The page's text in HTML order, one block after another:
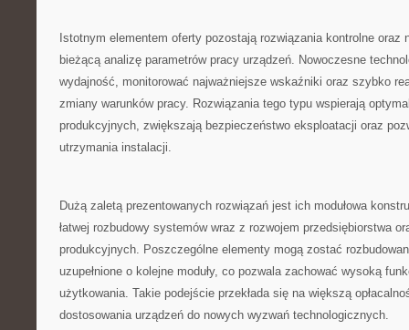
Istotnym elementem oferty pozostają rozwiązania kontrolne oraz
bieżącą analizę parametrów pracy urządzeń. Nowoczesne
wydajność, monitorować najważniejsze wskaźniki oraz szybko
zmiany warunków pracy. Rozwiązania tego typu wspierają
produkcyjnych, zwiększają bezpieczeństwo eksploatacji oraz
utrzymania instalacji.
Dużą zaletą prezentowanych rozwiązań jest ich modułowa
łatwej rozbudowy systemów wraz z rozwojem przedsiębiorstwa
produkcyjnych. Poszczególne elementy mogą zostać
uzupełnione o kolejne moduły, co pozwala zachować wysoką
użytkowania. Takie podejście przekłada się na większą
dostosowania urządzeń do nowych wyzwań technologicznych.